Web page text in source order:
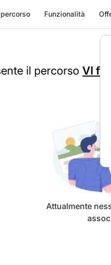
Funzionalità
il percorso VI
Attualmente